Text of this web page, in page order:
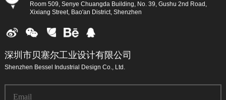
Room 509, Senye Chuangda Building, No. 39, Gushu 2nd Road,
Xixiang Street, Bao'an District, Shenzhen
深圳市贝塞尔工业设计有限公司
Shenzhen Bessel Industrial Design Co., Ltd.